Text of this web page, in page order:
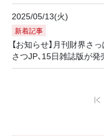
2025/05/13(火)
新着記事
【お知らせ】月刊財界
さつJP、15日雑誌版が発